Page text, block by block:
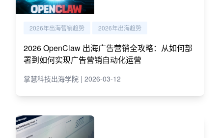
2026年出海营销趋势 2026年出海趋势
2026 OpenClaw 出海广告营销全攻略：从如何部
署到如何实现广告营销自动化运营
掌慧科技出海学院 | 2026-03-12